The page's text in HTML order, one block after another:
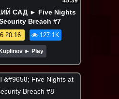
САД ► Five Nights
Breach #7
20:16 127.1K
Kuplinov ► Play